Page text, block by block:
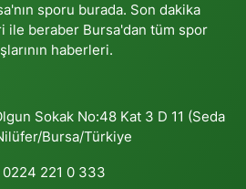
sporu burada. Son dakika
ile beraber Bursa'dan tüm spor
haberleri.
Sokak No:48 Kat 3 D 11 (Seda
Bursa/Türkiye
0224 221 0 333